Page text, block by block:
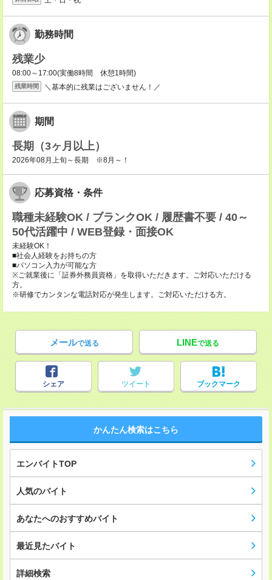
勤務時間
残業少
08:00～17:00(実働8時間 休憩1時間)
残業時間 ＼基本的に残業はございません！／
期間
長期（3ヶ月以上）
2026年08月上旬～長期 ※8月～！
応募資格・条件
職種未経験OK / ブランクOK / 履歴書不要 / 40～
50代活躍中 / WEB登録・面接OK
未経験OK！
■社会人経験をお持ちの方
■パソコン入力が可能な方
※ご就業後に「証券外務員資格」を取得いただきます。ご対応いただける
方。
※研修でカンタンな電話対応が発生します。ご対応いただける方。
メールで送る LINEで送る
シェア ツイート ブックマーク
かんたん検索はこちら
エンバイトTOP
人気のバイト
あなたへのおすすめバイト
最近見たバイト
詳細検索